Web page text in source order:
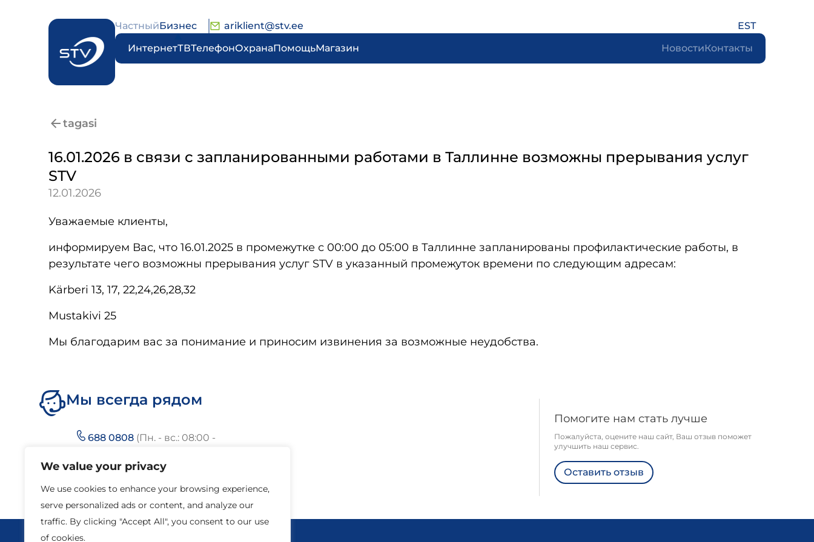
We value your privacy
We use cookies to enhance your browsing experience,
serve personalized ads or content, and analyze our
traffic. By clicking "Accept All", you consent to our use
of cookies.
ЧастныйБизнес ariklient@stv.ee
EST
ИнтернетТВТелефонОхранаПомощьМагазин НовостиКонтакты
tagasi
16.01.2026 в связи с запланированными работами в Таллинне возможны прерывания услуг
STV
12.01.2026
Уважаемые клиенты,
информируем Вас, что 16.01.2025 в промежутке с 00:00 до 05:00 в Таллинне запланированы профилактические работы, в
результате чего возможны прерывания услуг STV в указанный промежуток времени по следующим адресам:
Kärberi 13, 17, 22,24,26,28,32
Mustakivi 25
Мы благодарим вас за понимание и приносим извинения за возможные неудобства.
Мы всегда рядом
688 0808 (Пн. - вс.: 08:00 -
Помогите нам стать лучше
Пожалуйста, оцените наш сайт, Ваш отзыв поможет
улучшить наш сервис.
Оставить отзыв